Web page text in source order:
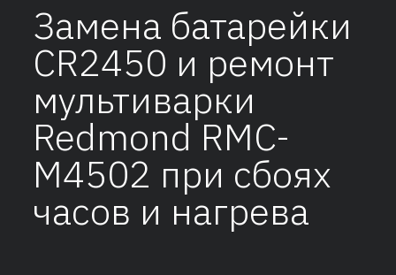
Замена батарейки
CR2450 и ремонт
мультиварки
Redmond RMC-
M4502 при сбоях
часов и нагрева